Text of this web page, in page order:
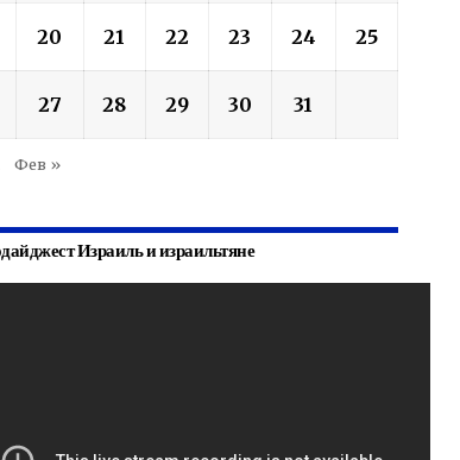
20 21 22 23 24 25
27 28 29 30 31
Фев »
Израиль и израильтяне